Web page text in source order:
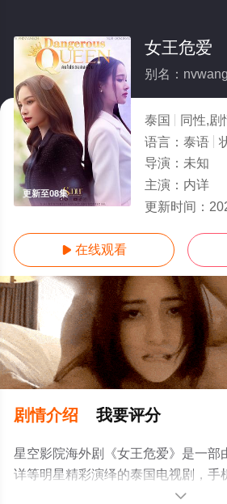
更新至08集
女王危爱
别名：
泰国 同性,剧
语言： 泰语
导演： 未知
主演： 内详
更新时间：
 在线观看
剧情介绍 我要评分
星空影院海外剧《女王危爱》是一部
详等明星精彩演绎的泰国电视剧，手
减完整版电视剧全集就上星空电影网
